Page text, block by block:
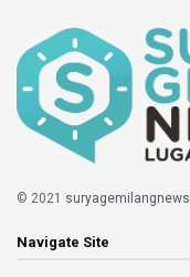
© 2021 suryagemilangnews
Navigate Site